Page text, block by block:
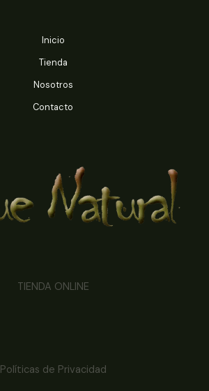
Inicio
Tienda
Nosotros
Contacto
TIENDA ONLINE
Políticas de Privacidad